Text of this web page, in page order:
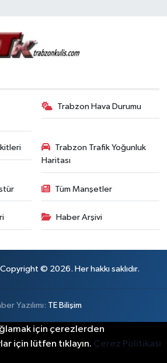
Trabzon Hava Durumu
Trabzon Trafik Yoğunluk
Haritası
Tüm Manşetler
Haber Arşivi
Copyright © 2026. Her hakkı saklıdır.
Yazılımı: TE Bilişim
için çerezlerden
için lütfen tıklayın. Çerez Politikası